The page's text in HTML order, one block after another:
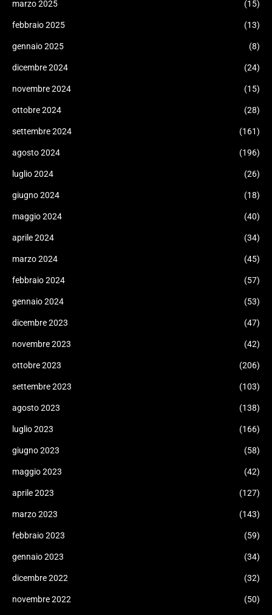
marzo 2025 (15)
febbraio 2025 (13)
gennaio 2025 (8)
dicembre 2024 (24)
novembre 2024 (15)
ottobre 2024 (28)
settembre 2024 (161)
agosto 2024 (196)
luglio 2024 (26)
giugno 2024 (18)
maggio 2024 (40)
aprile 2024 (34)
marzo 2024 (45)
febbraio 2024 (57)
gennaio 2024 (53)
dicembre 2023 (47)
novembre 2023 (42)
ottobre 2023 (206)
settembre 2023 (103)
agosto 2023 (138)
luglio 2023 (166)
giugno 2023 (58)
maggio 2023 (42)
aprile 2023 (127)
marzo 2023 (143)
febbraio 2023 (59)
gennaio 2023 (34)
dicembre 2022 (32)
novembre 2022 (50)